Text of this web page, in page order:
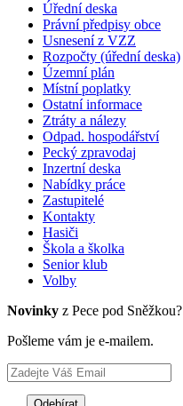
Úřední deska
Právní předpisy obce
Usnesení z VZZ
Rozpočty (úřední deska)
Územní plán
Místní poplatky
Ostatní informace
Ztráty a nálezy
Odpad. hospodářství
Pecký zpravodaj
Inzertní deska
Nabídky práce
Zastupitelé
Kontakty
Hasiči
Škola a školka
Senior klub
Volby
Novinky z Pece pod Sněžkou?
Pošleme vám je e-mailem.